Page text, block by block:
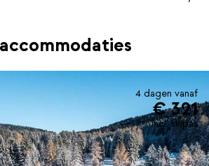
4 dagen vanaf
€ 321
incl. skipas